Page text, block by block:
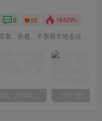
0 55 1840W+
面对困难的时候，要勇敢、执着、不畏艰辛地去战胜它
（10150期）2024高考项目野路子玩法，无限裂变，最高一天1W＋！